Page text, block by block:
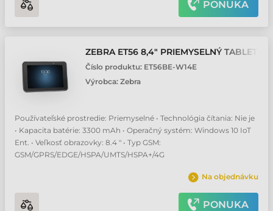
PONUKA
ZEBRA ET56 8,4" PRIEMYSELNÝ TABLET
Číslo produktu: ET56BE-W14E
Výrobca: Zebra
Používateľské prostredie: Priemyselné • Technológia čítania: Nie je
• Kapacita batérie: 3300 mAh • Operačný systém: Windows 10 IoT
Ent. • Veľkosť obrazovky: 8.4 " • Typ GSM:
GSM/GPRS/EDGE/HSPA/UMTS/HSPA+/4G
Na objednávku
PONUKA